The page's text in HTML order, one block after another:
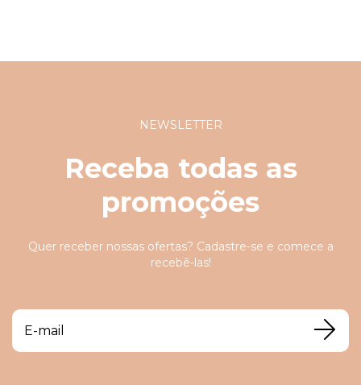
NEWSLETTER
Receba todas as
promoções
Quer receber nossas ofertas? Cadastre-se e comece a
recebê-las!